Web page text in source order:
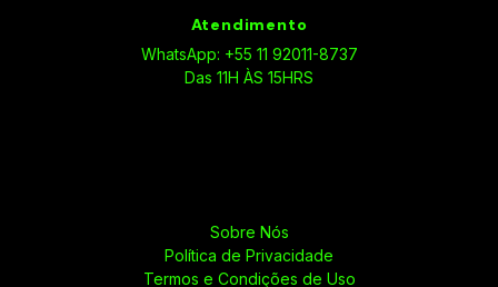
Atendimento
WhatsApp: +55 11 92011-8737
Das 11H ÀS 15HRS
Sobre Nós
Política de Privacidade
Termos e Condições de Uso